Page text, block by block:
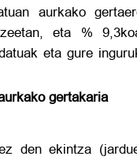
aurkako
eta %
eta gure
gertakaria
den ekintza